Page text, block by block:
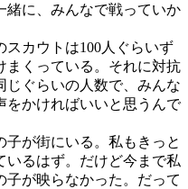
緒に、みんなで戦っていか
カウトは100人ぐらいず
まくっている。それに対抗
じぐらいの人数で、みんな
をかければいいと思うんで
が街にいる。私もきっと
いるはず。だけど今まで私
が映らなかった。だって